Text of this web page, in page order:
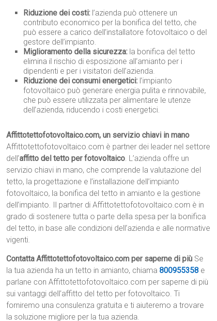
Riduzione dei costi: l’azienda può ottenere un
contributo economico per la bonifica del tetto, che
può essere a carico dell’installatore fotovoltaico o del
gestore dell’impianto.
Miglioramento della sicurezza: la bonifica del tetto
elimina il rischio di esposizione all’amianto per i
dipendenti e per i visitatori dell’azienda.
Riduzione dei consumi energetici: l’impianto
fotovoltaico può generare energia pulita e rinnovabile,
che può essere utilizzata per alimentare le utenze
dell’azienda, riducendo i costi energetici.
Affittotettofotovoltaico.com, un servizio chiavi in mano
Affittotettofotovoltaico.com è partner dei leader nel settore
dell’affitto del tetto per fotovoltaico. L’azienda offre un
servizio chiavi in mano, che comprende la valutazione del
tetto, la progettazione e l’installazione dell’impianto
fotovoltaico, la bonifica del tetto in amianto e la gestione
dell’impianto. Il partner di Affittotettofotovoltaico.com è in
grado di sostenere tutta o parte della spesa per la bonifica
del tetto, in base alle condizioni dell’azienda e alle normative
vigenti.
Contatta Affittotettofotovoltaico.com per saperne di più Se
la tua azienda ha un tetto in amianto, chiama800955358 e
parlane con Affittotettofotovoltaico.com per saperne di più
sui vantaggi dell’affitto del tetto per fotovoltaico. Ti
forniremo una consulenza gratuita e ti aiuteremo a trovare
la soluzione migliore per la tua azienda.